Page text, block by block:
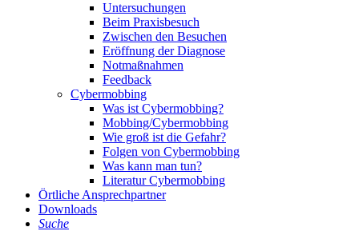
Untersuchungen
Beim Praxisbesuch
Zwischen den Besuchen
Eröffnung der Diagnose
Notmaßnahmen
Feedback
Cybermobbing
Was ist Cybermobbing?
Mobbing/Cybermobbing
Wie groß ist die Gefahr?
Folgen von Cybermobbing
Was kann man tun?
Literatur Cybermobbing
Örtliche Ansprechpartner
Downloads
Suche